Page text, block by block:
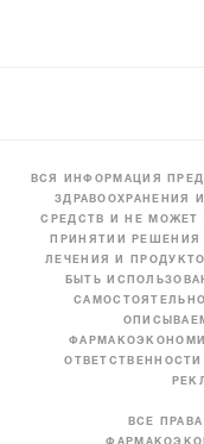
ВСЯ ИНФОРМАЦИЯ
ЗДРАВООХРАНЕНИЯ
СРЕДСТВ И НЕ МОЖЕТ
ПРИНЯТИИ
ЛЕЧЕНИЯ И
БЫТЬ
ВСЕ